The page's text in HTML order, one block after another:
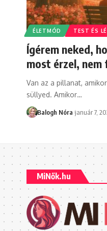
ÉLETMÓD TEST ÉS
Ígérem neked,
most érzel,
Van az a pillanat,
süllyed. Amikor…
Balogh Nóra január 7,
MiNők.hu